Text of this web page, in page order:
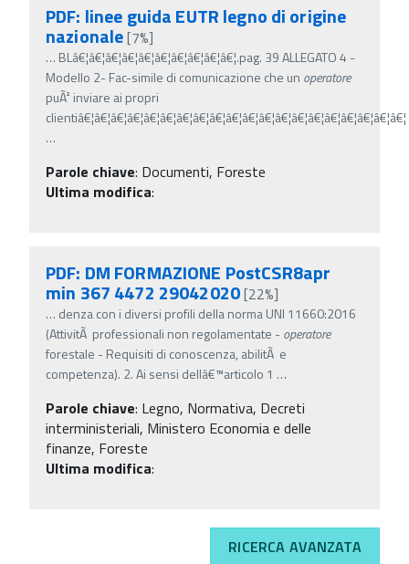
PDF: linee guida EUTR legno di origine
nazionale[7%]
… BLâ€¦â€¦â€¦â€¦â€¦â€¦â€¦â€¦â€¦â€¦.pag. 39 ALLEGATO 4 -
Modello 2- Fac-simile di comunicazione che un operatore
puÃ² inviare ai propri
clientiâ€¦â€¦â€¦â€¦â€¦â€¦â€¦â€¦â€¦â€¦â€¦â€¦â€¦â€¦â€¦â€¦â€¦â€¦â€¦â€¦
…
Parole chiave: Documenti, Foreste
Ultima modifica:
PDF: DM FORMAZIONE PostCSR8apr
min 367 4472 29042020[22%]
… denza con i diversi profili della norma UNI 11660:2016
(AttivitÃ professionali non regolamentate -operatore
forestale - Requisiti di conoscenza, abilitÃ e
competenza). 2. Ai sensi dellâ€™articolo 1 …
Parole chiave: Legno, Normativa, Decreti
interministeriali, Ministero Economia e delle
finanze, Foreste
Ultima modifica:
RICERCA AVANZATA